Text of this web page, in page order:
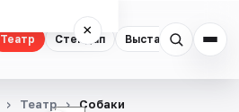
Театр Стендап Выставки
×
Театр Собаки